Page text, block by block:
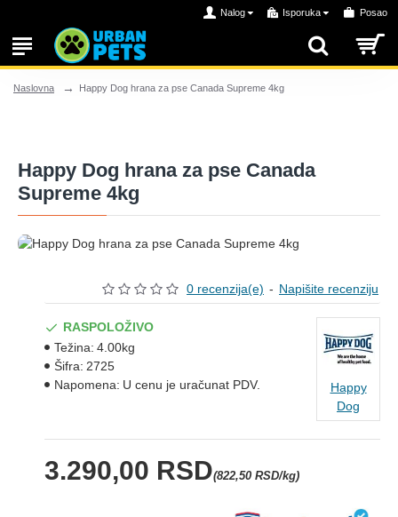
Nalog Isporuka Posao
Naslovna Happy Dog hrana za pse Canada Supreme 4kg
Happy Dog hrana za pse Canada
Supreme 4kg
0 recenzija(e) - Napišite recenziju
3.290,00 RSD(822,50 RSD/kg)
RASPOLOŽIVO
Težina: 4.00kg
Šifra: 2725
Napomena: U cenu je uračunat PDV.
Happy
Dog